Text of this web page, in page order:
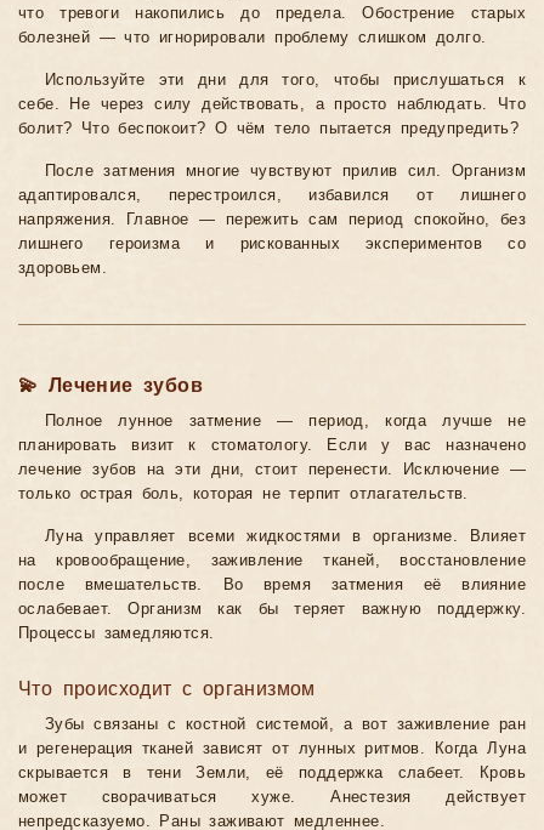
что тревоги накопились до предела. Обострение старых
болезней — что игнорировали проблему слишком долго.
Используйте эти дни для того, чтобы прислушаться к
себе. Не через силу действовать, а просто наблюдать. Что
болит? Что беспокоит? О чём тело пытается предупредить?
После затмения многие чувствуют прилив сил. Организм
адаптировался, перестроился, избавился от лишнего
напряжения. Главное — пережить сам период спокойно, без
лишнего героизма и рискованных экспериментов со
здоровьем.
💫 Лечение зубов
Полное лунное затмение — период, когда лучше не
планировать визит к стоматологу. Если у вас назначено
лечение зубов на эти дни, стоит перенести. Исключение —
только острая боль, которая не терпит отлагательств.
Луна управляет всеми жидкостями в организме. Влияет
на кровообращение, заживление тканей, восстановление
после вмешательств. Во время затмения её влияние
ослабевает. Организм как бы теряет важную поддержку.
Процессы замедляются.
Что происходит с организмом
Зубы связаны с костной системой, а вот заживление ран
и регенерация тканей зависят от лунных ритмов. Когда Луна
скрывается в тени Земли, её поддержка слабеет. Кровь
может сворачиваться хуже. Анестезия действует
непредсказуемо. Раны заживают медленнее.